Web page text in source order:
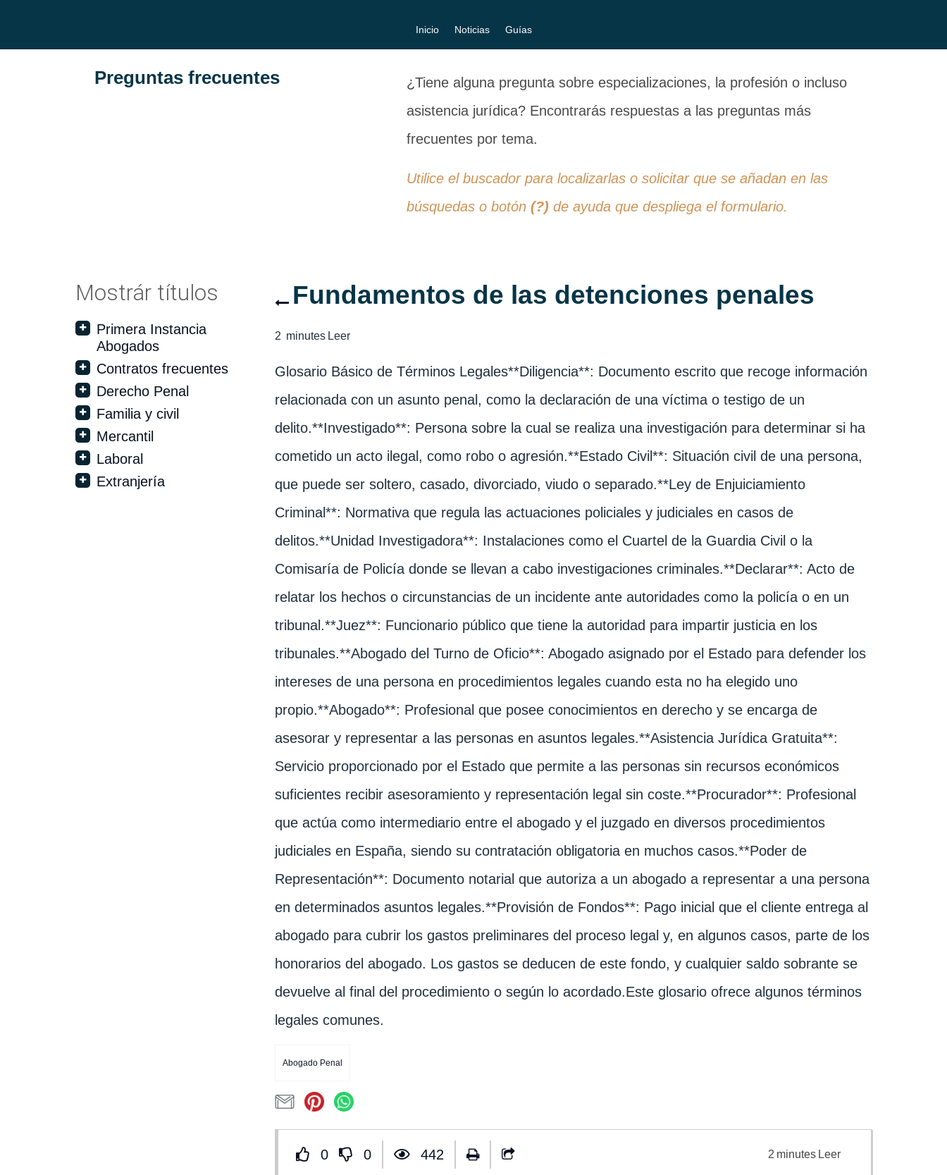
Inicio Noticias Guías
Preguntas frecuentes
¿Tiene alguna pregunta sobre especializaciones, la profesión o incluso
asistencia jurídica? Encontrarás respuestas a las preguntas más
frecuentes por tema.
Utilice el buscador para localizarlas o solicitar que se añadan en las
búsquedas o botón(?) de ayuda que despliega el formulario.
Mostrár títulos
Primera Instancia
Abogados
Contratos frecuentes
Derecho Penal
Familia y civil
Mercantil
Laboral
Extranjería
Fundamentos de las detenciones penales
2 minutes Leer
Glosario Básico de Términos Legales**Diligencia**: Documento escrito que recoge información
relacionada con un asunto penal, como la declaración de una víctima o testigo de un
delito.**Investigado**: Persona sobre la cual se realiza una investigación para determinar si ha
cometido un acto ilegal, como robo o agresión.**Estado Civil**: Situación civil de una persona,
que puede ser soltero, casado, divorciado, viudo o separado.**Ley de Enjuiciamiento
Criminal**: Normativa que regula las actuaciones policiales y judiciales en casos de
delitos.**Unidad Investigadora**: Instalaciones como el Cuartel de la Guardia Civil o la
Comisaría de Policía donde se llevan a cabo investigaciones criminales.**Declarar**: Acto de
relatar los hechos o circunstancias de un incidente ante autoridades como la policía o en un
tribunal.**Juez**: Funcionario público que tiene la autoridad para impartir justicia en los
tribunales.**Abogado del Turno de Oficio**: Abogado asignado por el Estado para defender los
intereses de una persona en procedimientos legales cuando esta no ha elegido uno
propio.**Abogado**: Profesional que posee conocimientos en derecho y se encarga de
asesorar y representar a las personas en asuntos legales.**Asistencia Jurídica Gratuita**:
Servicio proporcionado por el Estado que permite a las personas sin recursos económicos
suficientes recibir asesoramiento y representación legal sin coste.**Procurador**: Profesional
que actúa como intermediario entre el abogado y el juzgado en diversos procedimientos
judiciales en España, siendo su contratación obligatoria en muchos casos.**Poder de
Representación**: Documento notarial que autoriza a un abogado a representar a una persona
en determinados asuntos legales.**Provisión de Fondos**: Pago inicial que el cliente entrega al
abogado para cubrir los gastos preliminares del proceso legal y, en algunos casos, parte de los
honorarios del abogado. Los gastos se deducen de este fondo, y cualquier saldo sobrante se
devuelve al final del procedimiento o según lo acordado.Este glosario ofrece algunos términos
legales comunes.
Abogado Penal
0 0 442 2 minutes Leer